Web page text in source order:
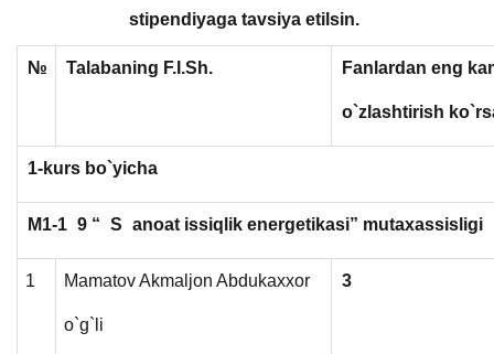
stipendiyaga tavsiya etilsin.
№ Talabaning F.I.Sh. Fanlardan eng
o`zlashtirish
1-kurs bo`yicha
M1-1 9 “ S anoat issiqlik energetikasi” mutaxassisligi
1 Mamatov Akmaljon Abdukaxxor
o`g`li
3